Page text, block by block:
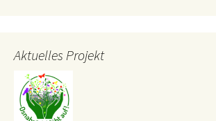
Aktuelles Projekt